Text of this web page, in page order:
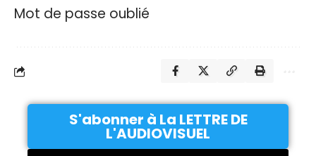
Mot de passe oublié
S'abonner à La LETTRE DE
L'AUDIOVISUEL